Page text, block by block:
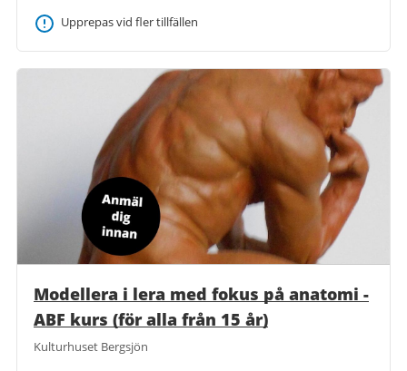
Upprepas vid fler tillfällen
Modellera i lera med fokus på anatomi -
ABF kurs (för alla från 15 år)
Kulturhuset Bergsjön